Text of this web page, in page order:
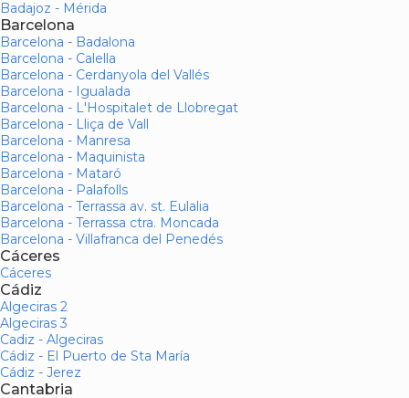
Badajoz - Mérida
Barcelona
Barcelona - Badalona
Barcelona - Calella
Barcelona - Cerdanyola del Vallés
Barcelona - Igualada
Barcelona - L'Hospitalet de Llobregat
Barcelona - Lliça de Vall
Barcelona - Manresa
Barcelona - Maquinista
Barcelona - Mataró
Barcelona - Palafolls
Barcelona - Terrassa av. st. Eulalia
Barcelona - Terrassa ctra. Moncada
Barcelona - Villafranca del Penedés
Cáceres
Cáceres
Cádiz
Algeciras 2
Algeciras 3
Cadiz - Algeciras
Cádiz - El Puerto de Sta María
Cádiz - Jerez
Cantabria